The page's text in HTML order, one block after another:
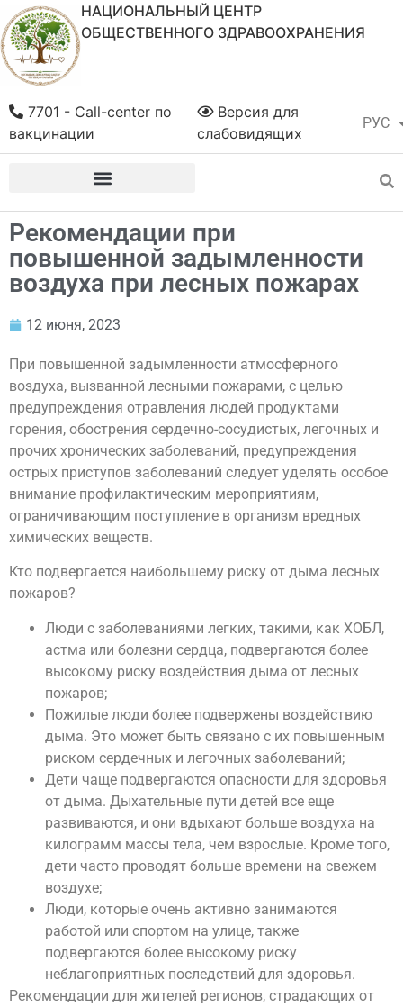
НАЦИОНАЛЬНЫЙ ЦЕНТР
ОБЩЕСТВЕННОГО ЗДРАВООХРАНЕНИЯ
РУС
ҚАЗ
Версия для
слабовидящих
7701 - Call-center по
вакцинации
Рекомендации при
повышенной задымленности
воздуха при лесных пожарах
12 июня, 2023
При повышенной задымленности атмосферного
воздуха, вызванной лесными пожарами, с целью
предупреждения отравления людей продуктами
горения, обострения сердечно-сосудистых, легочных и
прочих хронических заболеваний, предупреждения
острых приступов заболеваний следует уделять особое
внимание профилактическим мероприятиям,
ограничивающим поступление в организм вредных
химических веществ.
Кто подвергается наибольшему риску от дыма лесных
пожаров?
Люди с заболеваниями легких, такими, как ХОБЛ,
астма или болезни сердца, подвергаются более
высокому риску воздействия дыма от лесных
пожаров;
Пожилые люди более подвержены воздействию
дыма. Это может быть связано с их повышенным
риском сердечных и легочных заболеваний;
Дети чаще подвергаются опасности для здоровья
от дыма. Дыхательные пути детей все еще
развиваются, и они вдыхают больше воздуха на
килограмм массы тела, чем взрослые. Кроме того,
дети часто проводят больше времени на свежем
воздухе;
Люди, которые очень активно занимаются
работой или спортом на улице, также
подвергаются более высокому риску
неблагоприятных последствий для здоровья.
Рекомендации для жителей регионов, страдающих от